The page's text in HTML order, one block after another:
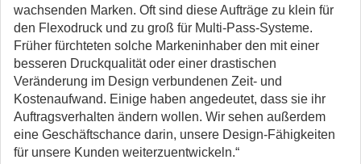
wachsenden Marken. Oft sind diese Aufträge zu klein für
den Flexodruck und zu groß für Multi-Pass-Systeme.
Früher fürchteten solche Markeninhaber den mit einer
besseren Druckqualität oder einer drastischen
Veränderung im Design verbundenen Zeit- und
Kostenaufwand. Einige haben angedeutet, dass sie ihr
Auftragsverhalten ändern wollen. Wir sehen außerdem
eine Geschäftschance darin, unsere Design-Fähigkeiten
für unsere Kunden weiterzuentwickeln.“